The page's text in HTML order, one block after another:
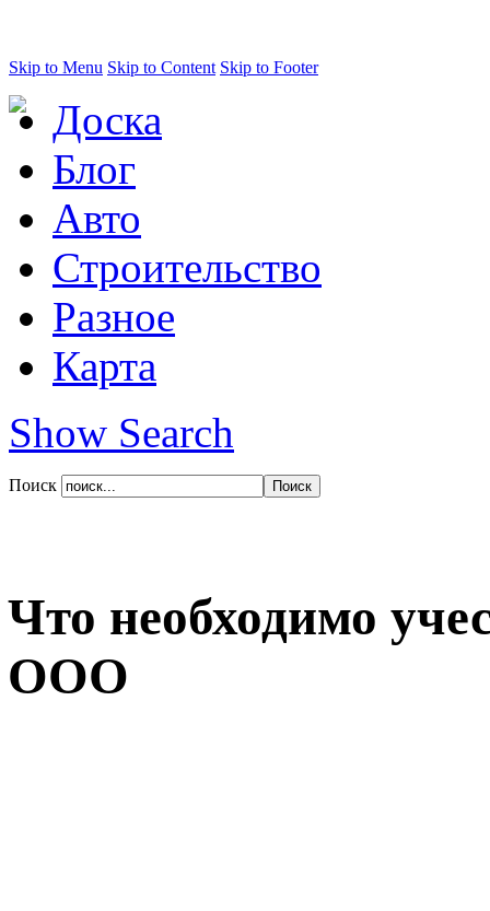
Skip to Menu Skip to Content Skip to Footer
Доска
Блог
Авто
Строительство
Разное
Карта
Show Search
Поиск
Что необходимо
ООО